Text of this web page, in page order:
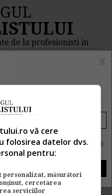
de la profesionisti in
"balanta
1 articole.
a primi zilnic
si CUM s-a intamplat
Rentrop&Straton. Sunt de
prelucrate conformRegulamentul UE
vă cere
folosirea datelor dvs.
pentru:
personalizat, măsurători
cercetarea
serviciilor